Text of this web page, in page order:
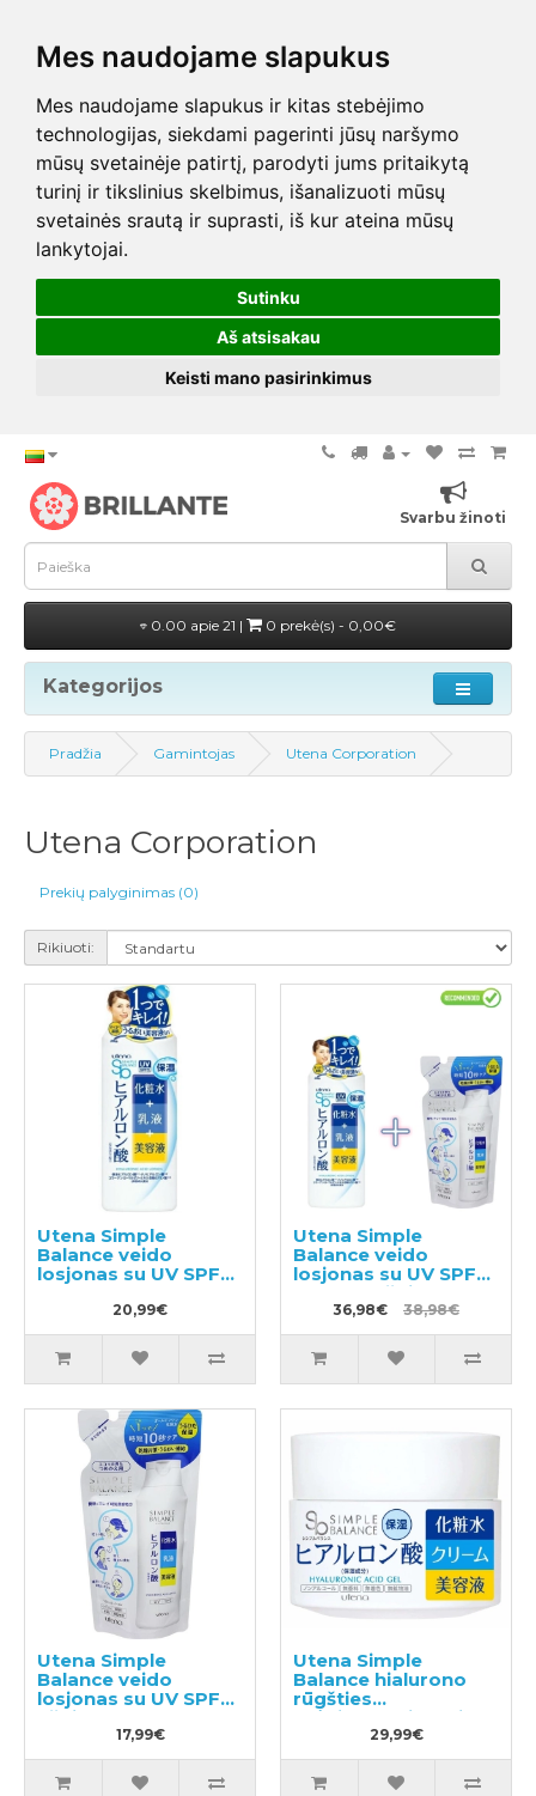
Mes naudojame slapukus
Mes naudojame slapukus ir kitas stebėjimo
technologijas, siekdami pagerinti jūsų naršymo
mūsų svetainėje patirtį, parodyti jums pritaikytą
turinį ir tikslinius skelbimus, išanalizuoti mūsų
svetainės srautą ir suprasti, iš kur ateina mūsų
lankytojai.
Sutinku
Aš atsisakau
Keisti mano pasirinkimus
Svarbu žinoti
0.00 apie 21 | 0 prekė(s) - 0,00€
Kategorijos
Pradžia Gamintojas Utena Corporation
Utena Corporation
Prekių palyginimas (0)
Rikiuoti:
Utena Simple
Balance veido
losjonas su UV SPF5
20,99€
Utena Simple
Balance veido
losjonas su UV SPF5
220ml + užpildu
200ml36,98€ 38,98€
Utena Simple
Balance veido
losjonas su UV SPF5
užpildu 200ml
17,99€
Utena Simple
Balance hialurono
rūgšties
drėkinamasis gelis
29,99€